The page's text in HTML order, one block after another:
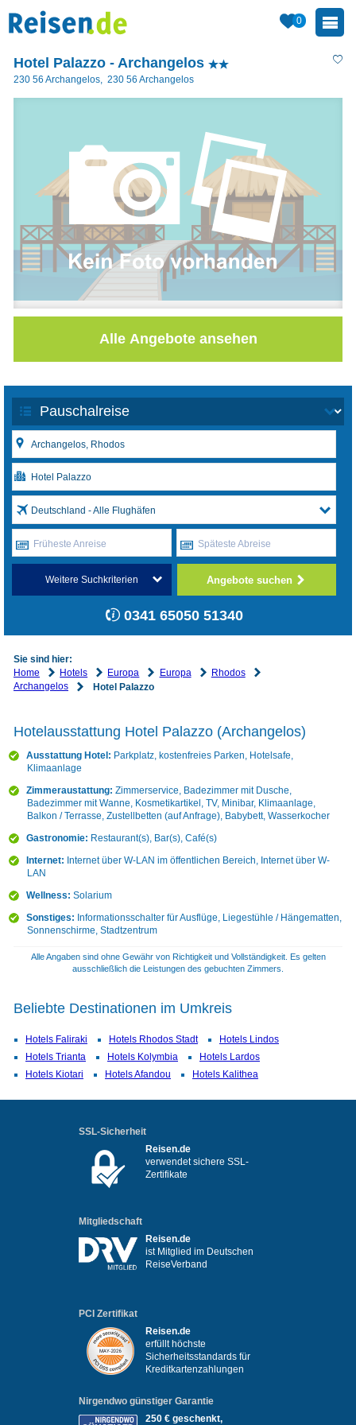
0
Hotel Palazzo - Archangelos
230 56 Archangelos, 230 56 Archangelos
Alle Angebote ansehen
Deutschland - Alle Flughäfen
Früheste Anreise Späteste Abreise
Weitere Suchkriterien Angebote suchen
0341 65050 51340
Sie sind hier:
Home
Hotels Europa Europa
Rhodos
Archangelos
Hotel Palazzo
Hotelausstattung Hotel Palazzo (Archangelos)
Ausstattung Hotel: Parkplatz, kostenfreies Parken, Hotelsafe,
Klimaanlage
Zimmeraustattung: Zimmerservice, Badezimmer mit Dusche,
Badezimmer mit Wanne, Kosmetikartikel, TV, Minibar, Klimaanlage,
Balkon / Terrasse, Zustellbetten (auf Anfrage), Babybett, Wasserkocher
Gastronomie: Restaurant(s), Bar(s), Café(s)
Internet: Internet über W-LAN im öffentlichen Bereich, Internet über W-
LAN
Wellness: Solarium
Sonstiges: Informationsschalter für Ausflüge, Liegestühle / Hängematten,
Sonnenschirme, Stadtzentrum
Alle Angaben sind ohne Gewähr von Richtigkeit und Vollständigkeit. Es gelten
ausschließlich die Leistungen des gebuchten Zimmers.
Beliebte Destinationen im Umkreis
Hotels Faliraki Hotels Rhodos Stadt
Hotels Lindos
Hotels Trianta
Hotels Kolymbia
Hotels Lardos
Hotels Kiotari
Hotels Afandou Hotels Kalithea
SSL-Sicherheit
Reisen.de
verwendet sichere SSL-
Zertifikate
Mitgliedschaft
Reisen.de
ist Mitglied im Deutschen
ReiseVerband
PCI Zertifikat
Reisen.de
erfüllt höchste
Sicherheitsstandards für
Kreditkartenzahlungen
Nirgendwo günstiger Garantie
250 € geschenkt,